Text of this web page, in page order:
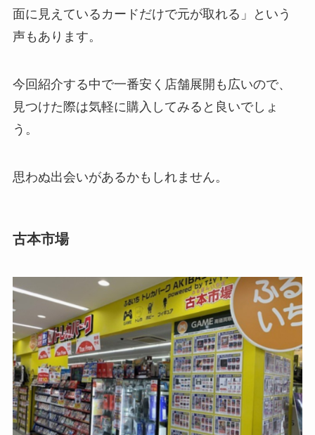
面に見えているカードだけで元が取れる」という
声もあります。
今回紹介する中で一番安く店舗展開も広いので、
見つけた際は気軽に購入してみると良いでしょ
う。
思わぬ出会いがあるかもしれません。
古本市場